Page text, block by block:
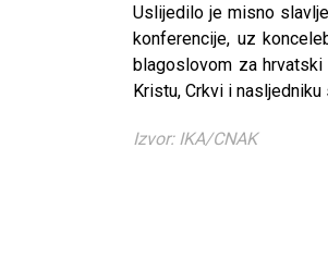
Uslijedilo je misno
konferencije, uz
blagoslovom za
Kristu, Crkvi i nasljedniku
Izvor: IKA/CNAK